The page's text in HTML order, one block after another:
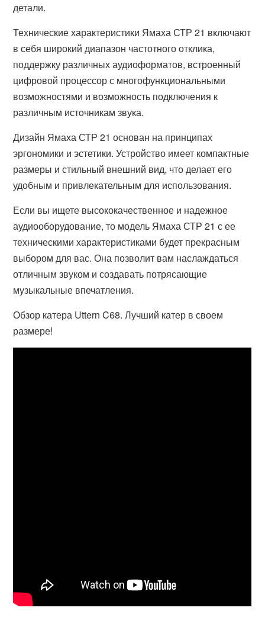
детали.
Технические характеристики Ямаха СТР 21 включают
в себя широкий диапазон частотного отклика,
поддержку различных аудиоформатов, встроенный
цифровой процессор с многофункциональными
возможностями и возможность подключения к
различным источникам звука.
Дизайн Ямаха СТР 21 основан на принципах
эргономики и эстетики. Устройство имеет компактные
размеры и стильный внешний вид, что делает его
удобным и привлекательным для использования.
Если вы ищете высококачественное и надежное
аудиооборудование, то модель Ямаха СТР 21 с ее
техническими характеристиками будет прекрасным
выбором для вас. Она позволит вам наслаждаться
отличным звуком и создавать потрясающие
музыкальные впечатления.
Обзор катера Uttern C68. Лучший катер в своем
размере!